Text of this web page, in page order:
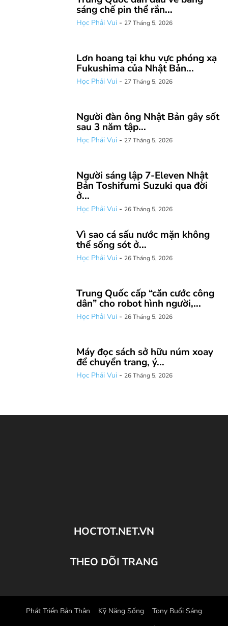
sáng chế pin thể rắn...
Học Phải Vui - 27 Tháng 5, 2026
Lơn hoang tại khu vực phóng xạ
Fukushima của Nhật Bản...
Học Phải Vui - 27 Tháng 5, 2026
Người đàn ông Nhật Bản gây sốt
sau 3 năm tập...
Học Phải Vui - 27 Tháng 5, 2026
Người sáng lập 7-Eleven Nhật
Bản Toshifumi Suzuki qua đời
ở...
Học Phải Vui - 26 Tháng 5, 2026
Vì sao cá sấu nước mặn không
thể sống sót ở...
Học Phải Vui - 26 Tháng 5, 2026
Trung Quốc cấp “căn cước công
dân” cho robot hình người,...
Học Phải Vui - 26 Tháng 5, 2026
Máy đọc sách sở hữu núm xoay
để chuyển trang, ý...
Học Phải Vui - 26 Tháng 5, 2026
HOCTOT.NET.VN
THEO DÕI TRANG
Phát Triển Bản Thân Kỹ Năng Sống
Tony Buổi Sáng